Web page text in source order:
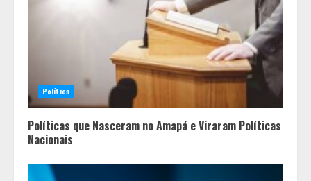
Política
Políticas que Nasceram no Amapá e Viraram Políticas
Nacionais